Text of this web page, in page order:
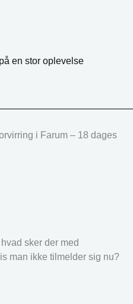
en stor oplevelse
i Farum – 18 dages
sker der med
man ikke tilmelder sig nu?